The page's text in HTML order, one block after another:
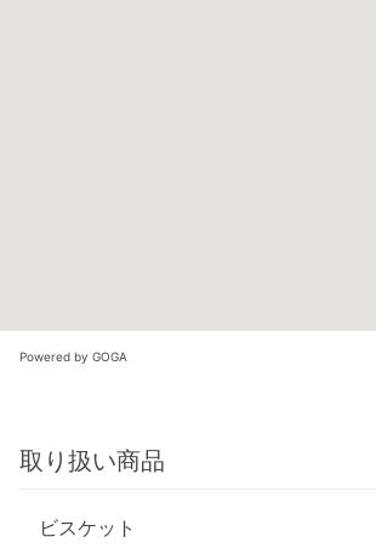
Powered by GOGA
取り扱い商品
ビスケット